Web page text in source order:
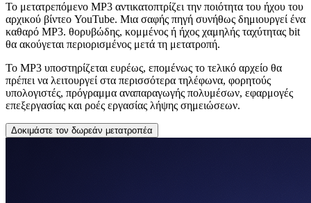
Το μετατρεπόμενο MP3 αντικατοπτρίζει την ποιότητα του ήχου του
αρχικού βίντεο YouTube. Μια σαφής πηγή συνήθως δημιουργεί ένα
καθαρό MP3. θορυβώδης, κομμένος ή ήχος χαμηλής ταχύτητας bit
θα ακούγεται περιορισμένος μετά τη μετατροπή.
Το MP3 υποστηρίζεται ευρέως, επομένως το τελικό αρχείο θα
πρέπει να λειτουργεί στα περισσότερα τηλέφωνα, φορητούς
υπολογιστές, πρόγραμμα αναπαραγωγής πολυμέσων, εφαρμογές
επεξεργασίας και ροές εργασίας λήψης σημειώσεων.
Δοκιμάστε τον δωρεάν μετατροπέα